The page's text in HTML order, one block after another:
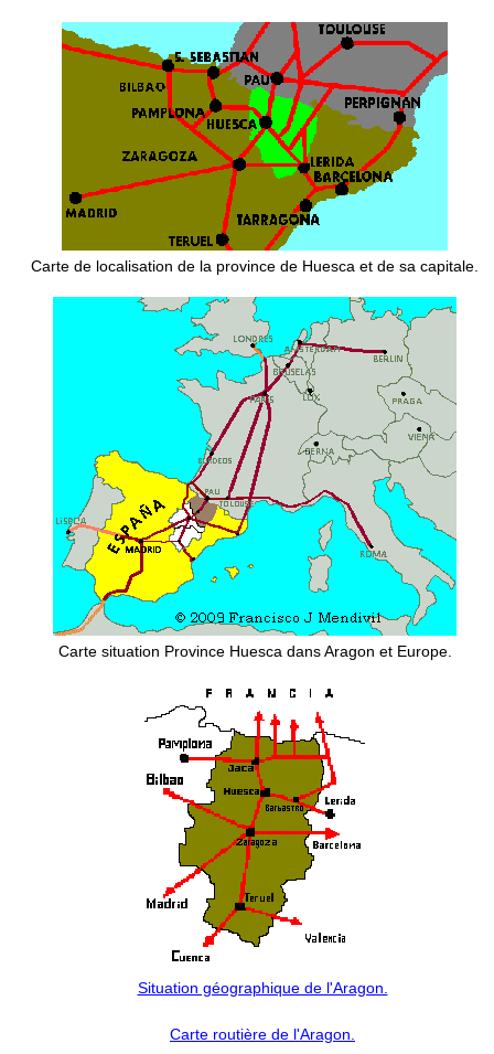
Carte de localisation de la province de Huesca et de sa capitale.
Carte situation Province Huesca dans Aragon et Europe.
Situation géographique de l'Aragon.
Carte routière de l'Aragon.